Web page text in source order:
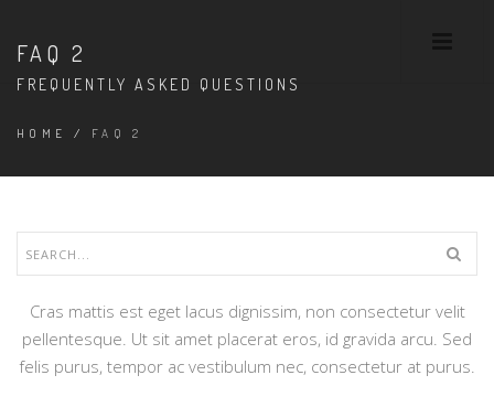
FAQ 2
FREQUENTLY ASKED QUESTIONS
HOME / FAQ 2
Cras mattis est eget lacus dignissim, non consectetur velit
pellentesque. Ut sit amet placerat eros, id gravida arcu. Sed
felis purus, tempor ac vestibulum nec, consectetur at purus.